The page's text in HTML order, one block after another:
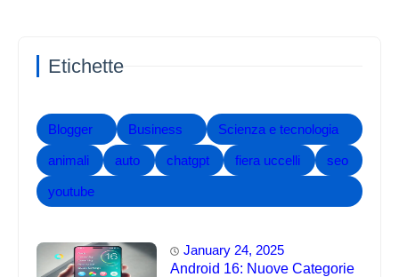
Etichette
Blogger Business Scienza e tecnologia
animali auto chatgpt fiera uccelli seo
youtube
January 24, 2025
Android 16: Nuove Categorie